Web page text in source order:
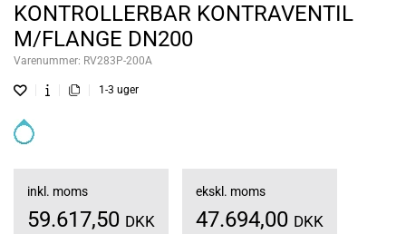
KONTROLLERBAR KONTRAVENTIL
M/FLANGE DN200
Varenummer: RV283P-200A
1-3 uger
inkl. moms
59.617,50 DKK
ekskl. moms
47.694,00 DKK